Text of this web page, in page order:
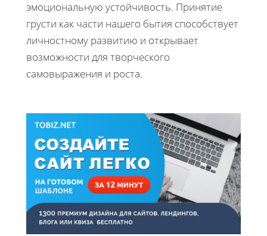
эмоциональную устойчивость. Принятие
грусти как части нашего бытия способствует
личностному развитию и открывает
возможности для творческого
самовыражения и роста.